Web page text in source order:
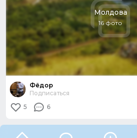
Молдова
16 фото
Фёдор
Подписаться
5
6